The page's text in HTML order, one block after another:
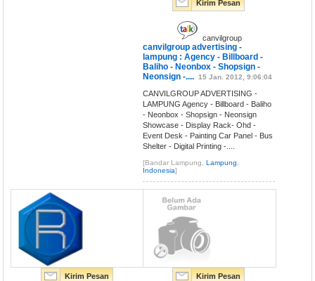
Kirim Pesan
canvilgroup
canvilgroup advertising -
lampung : Agency - Billboard -
Baliho - Neonbox - Shopsign -
Neonsign -.... 15 Jan. 2012, 9:06:04
CANVILGROUP ADVERTISING -
LAMPUNG Agency - Billboard - Baliho
- Neonbox - Shopsign - Neonsign
Showcase - Display Rack- Ohd -
Event Desk - Painting Car Panel - Bus
Shelter - Digital Printing -....
[Bandar Lampung,Lampung
Indonesia]
Kirim Pesan Kirim Pesan